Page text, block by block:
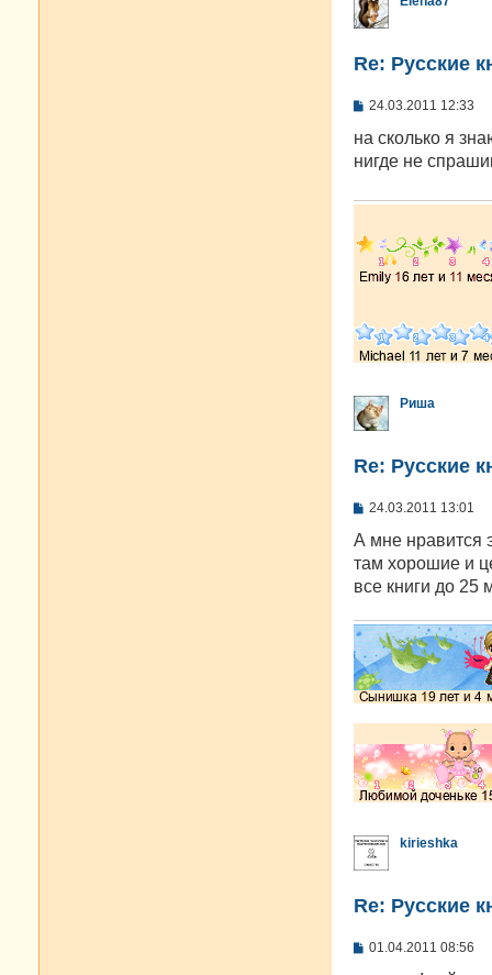
Re: Русские
С
о
щ
н
24.03.2011 12:33
на сколько я
нигде не
Риша
Re: Русские
С
о
щ
е
е
24.03.2011 13:01
А мне нравится
там хорошие и
все книги до 25
kirieshka
Re: Русские
С
01.04.2011 08:56